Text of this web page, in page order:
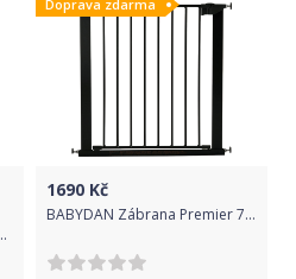
friends Powder-hořčicové
Doprava zdarma
1690 Kč
BABYDAN Zábrana Premier 73-80 cm černá - nová